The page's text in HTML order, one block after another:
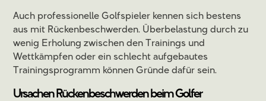
Auch professionelle Golfspieler kennen sich bestens
aus mit Rückenbeschwerden. Überbelastung durch zu
wenig Erholung zwischen den Trainings und
Wettkämpfen oder ein schlecht aufgebautes
Trainingsprogramm können Gründe dafür sein.
Ursachen Rückenbeschwerden beim Golfer